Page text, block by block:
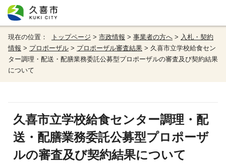
現在の位置： トップページ > 市政情報 > 事業者の方へ > 入札・契約
情報 > プロポーザル > プロポーザル審査結果 > 久喜市立学校給食セン
ター調理・配送・配膳業務委託公募型プロポーザルの審査及び契約結果
について
久喜市立学校給食センター調理・配
送・配膳業務委託公募型プロポーザ
ルの審査及び契約結果について